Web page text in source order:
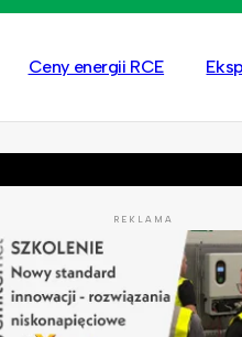
Ceny energii RCE
REKLAMA